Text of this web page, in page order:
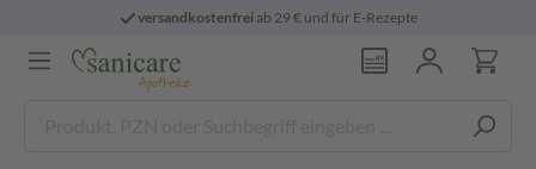
versandkostenfreiab 29 € und für E-Rezepte